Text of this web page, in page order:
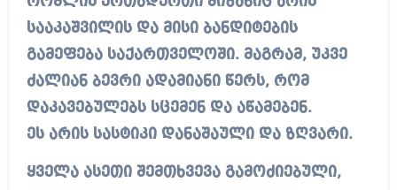
სააკაშვილის და მისი ბანდიტების
გამეფება საქართველოში. მაგრამ, უკვე
ძალიან ბევრი ადამიანი წერს, რომ
დაკავებულებს სცემენ და აწამებენ.
ეს არის სასტიკი დანაშაული და ზღვარი.
ყველა ასეთი შემთხვევა გამოძიებული,